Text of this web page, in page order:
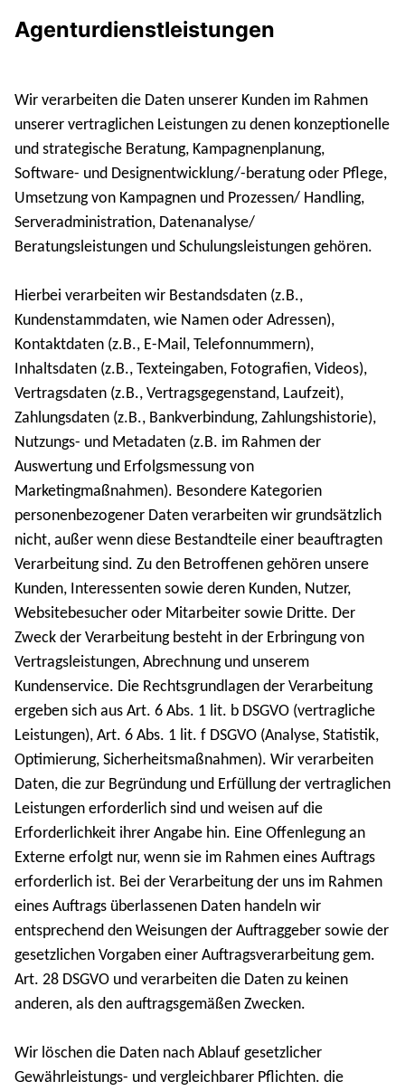
Agenturdienstleistungen
Wir verarbeiten die Daten unserer Kunden im Rahmen
unserer vertraglichen Leistungen zu denen konzeptionelle
und strategische Beratung, Kampagnenplanung,
Software- und Designentwicklung/-beratung oder Pflege,
Umsetzung von Kampagnen und Prozessen/ Handling,
Serveradministration, Datenanalyse/
Beratungsleistungen und Schulungsleistungen gehören.
Hierbei verarbeiten wir Bestandsdaten (z.B.,
Kundenstammdaten, wie Namen oder Adressen),
Kontaktdaten (z.B., E-Mail, Telefonnummern),
Inhaltsdaten (z.B., Texteingaben, Fotografien, Videos),
Vertragsdaten (z.B., Vertragsgegenstand, Laufzeit),
Zahlungsdaten (z.B., Bankverbindung, Zahlungshistorie),
Nutzungs- und Metadaten (z.B. im Rahmen der
Auswertung und Erfolgsmessung von
Marketingmaßnahmen). Besondere Kategorien
personenbezogener Daten verarbeiten wir grundsätzlich
nicht, außer wenn diese Bestandteile einer beauftragten
Verarbeitung sind. Zu den Betroffenen gehören unsere
Kunden, Interessenten sowie deren Kunden, Nutzer,
Websitebesucher oder Mitarbeiter sowie Dritte. Der
Zweck der Verarbeitung besteht in der Erbringung von
Vertragsleistungen, Abrechnung und unserem
Kundenservice. Die Rechtsgrundlagen der Verarbeitung
ergeben sich aus Art. 6 Abs. 1 lit. b DSGVO (vertragliche
Leistungen), Art. 6 Abs. 1 lit. f DSGVO (Analyse, Statistik,
Optimierung, Sicherheitsmaßnahmen). Wir verarbeiten
Daten, die zur Begründung und Erfüllung der vertraglichen
Leistungen erforderlich sind und weisen auf die
Erforderlichkeit ihrer Angabe hin. Eine Offenlegung an
Externe erfolgt nur, wenn sie im Rahmen eines Auftrags
erforderlich ist. Bei der Verarbeitung der uns im Rahmen
eines Auftrags überlassenen Daten handeln wir
entsprechend den Weisungen der Auftraggeber sowie der
gesetzlichen Vorgaben einer Auftragsverarbeitung gem.
Art. 28 DSGVO und verarbeiten die Daten zu keinen
anderen, als den auftragsgemäßen Zwecken.
Wir löschen die Daten nach Ablauf gesetzlicher
Gewährleistungs- und vergleichbarer Pflichten. die